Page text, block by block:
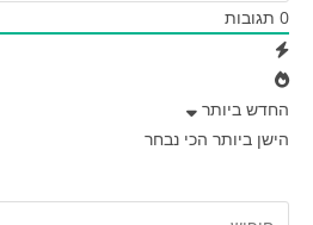
0 תגובות
החדש ביותר
הישן ביותר הכי נבחר